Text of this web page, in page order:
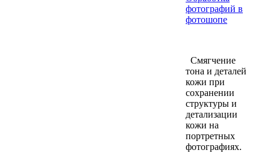
фотографий в
фотошопе
Смягчение
тона и деталей
кожи при
сохранении
структуры и
детализации
кожи на
портретных
фотографиях.